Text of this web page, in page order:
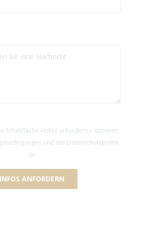
Schaltfläche «Infos anfordern,» stimmen
und der Datenschutzpolitik
zu
INFOS ANFORDERN